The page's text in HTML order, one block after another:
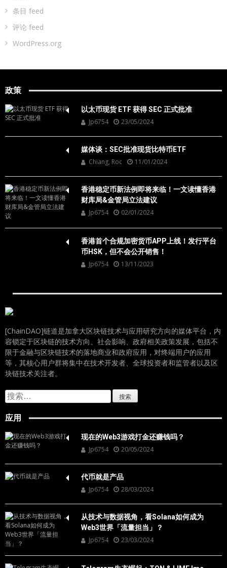
条目 feed
评论 feed
WordPress.org
政策
以太币现货 ETF 获得 SEC 正式批准
Jp6754 23/05/2024
媒体谈：SEC批准现货比特币ETF
Chiang, Roc 11/01/2024
香港稳定币新法例即将来临！一文读懂香港
财库局&金管局立法建议
Jp6754 02/01/2024
香港首个合规加密货币APP上线！发行平台
币HSK，但不会公开销售！
Jp6754 13/11/2023
[ChainDAO]链道是加拿大区块链技术与应用研究方向的媒体平台，内
容锁定于区块链的技术方向、社会影响、政府相关政策发展，包括不
限于金融与区块链技术的落地商业和政府应用，对终端用户的应用
等，其核心用户群将集中在技术开发者、全球投资者和监管者以及区
块链技术关注者。
搜
索：
应用
现在的Web3游戏打金还赚钱吗？
Jp6754 20/05/2024
代币就是产品
Jp6754 28/03/2024
从技术与数据视角，看Solana如何成为
Web3世界「流量担当」？
Jp6754 23/03/2024